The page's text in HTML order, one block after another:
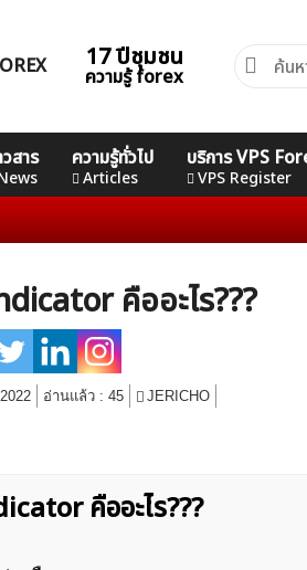
17 ปีชุมชน
ความรู้ forex
ค้นหา
สำหรับ:
สาร ความรู้ทั่วไป
Articles
บริการ VPS
VPS Register
คอร์ส
Advance
คอร์ส
Professional
คืออะไร???
อ่านแล้ว : 45 JERICHO
คืออะไร???